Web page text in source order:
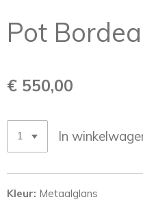
Pot
€ 550,00
In
Kleur: Metaalglans